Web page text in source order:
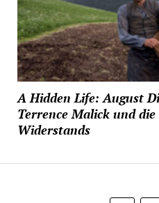
A Hidden Life: August
Terrence Malick und
Widerstands